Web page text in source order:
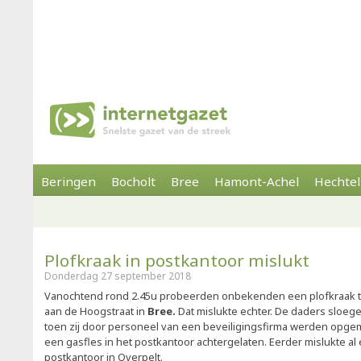
Beringen Bocholt Bree Hamont-Achel
Plofkraak in postkantoor mislukt
Donderdag 27 september 2018
Vanochtend rond 2.45u probeerden onbekenden een
aan de Hoogstraat in Bree. Dat mislukte echter. De daders
toen zij door personeel van een beveiligingsfirma werden
een gasfles in het postkantoor achtergelaten. Eerder mislukte
postkantoor in Overpelt.